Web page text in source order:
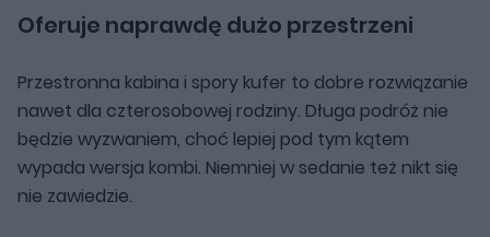
Oferuje naprawdę dużo przestrzeni
Przestronna kabina i spory kufer to dobre rozwiązanie
nawet dla czterosobowej rodziny. Długa podróż nie
będzie wyzwaniem, choć lepiej pod tym kątem
wypada wersja kombi. Niemniej w sedanie też nikt się
nie zawiedzie.